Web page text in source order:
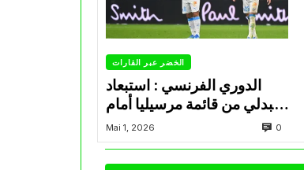
الخضر عبر القارات
الدوري الفرنسي : استبعاد
عبدلي من قائمة مرسيليا أمام
نانت
Mai 1, 2026 0